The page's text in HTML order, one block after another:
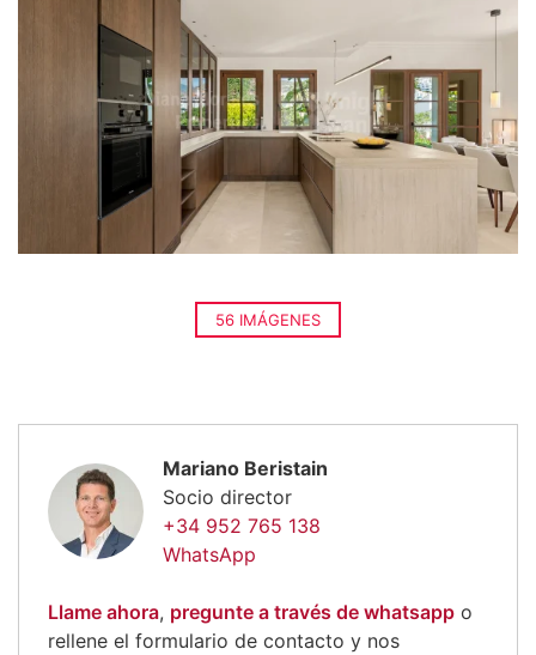
56 IMÁGENES
Mariano Beristain
Socio director
+34 952 765 138
WhatsApp
Llame ahora, pregunte a través de whatsapp o
rellene el formulario de contacto y nos